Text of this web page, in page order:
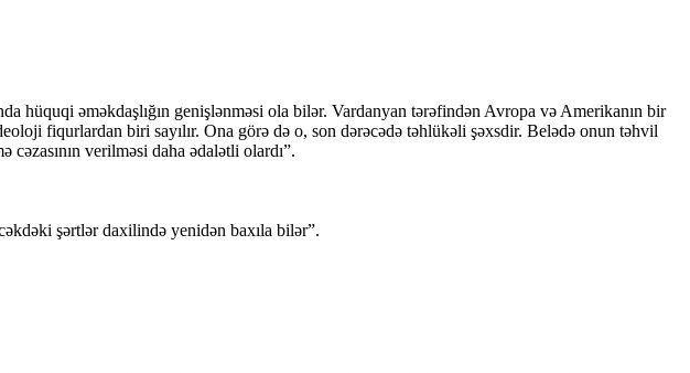
hüquqi əməkdaşlığın genişlənməsi ola bilər. Vardanyan tərəfindən Avropa və Amerikanın bir
fiqurlardan biri sayılır. Ona görə də o, son dərəcədə təhlükəli şəxsdir. Belədə onun təhvil
verilməsi daha ədalətli olardı”.
şərtlər daxilində yenidən baxıla bilər”.